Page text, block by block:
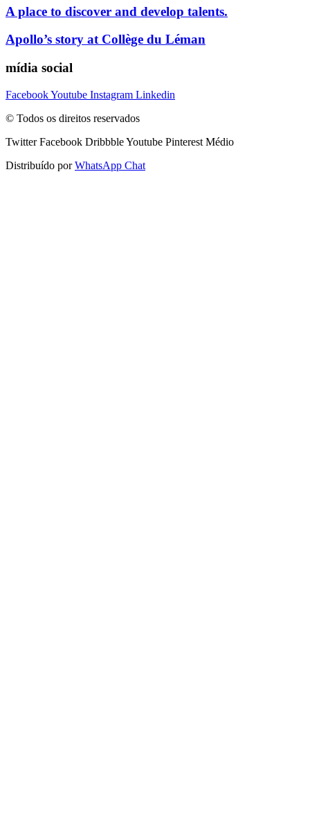
A place to discover and develop talents.
Apollo’s story at Collège du Léman
mídia social
FacebookYoutube Instagram Linkedin
© Todos os direitos reservados
Twitter Facebook DribbbleYoutube Pinterest Médio
Distribuído porWhatsApp Chat